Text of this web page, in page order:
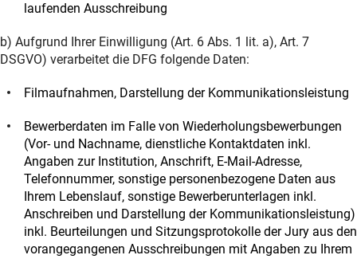
laufenden Ausschreibung
b) Aufgrund Ihrer Einwilligung (Art. 6 Abs. 1 lit. a), Art. 7
DSGVO) verarbeitet die DFG folgende Daten:
Filmaufnahmen, Darstellung der Kommunikationsleistung
Bewerberdaten im Falle von Wiederholungsbewerbungen
(Vor- und Nachname, dienstliche Kontaktdaten inkl.
Angaben zur Institution, Anschrift, E-Mail-Adresse,
Telefonnummer, sonstige personenbezogene Daten aus
Ihrem Lebenslauf, sonstige Bewerberunterlagen inkl.
Anschreiben und Darstellung der Kommunikationsleistung)
inkl. Beurteilungen und Sitzungsprotokolle der Jury aus den
vorangegangenen Ausschreibungen mit Angaben zu Ihrem